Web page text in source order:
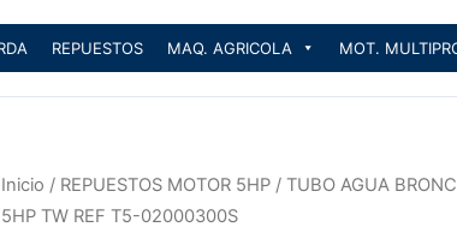
REPUESTOS MAQ. AGRICOLA MOT.
Inicio / REPUESTOS MOTOR 5HP / TUBO AGUA
5HP TW REF T5-02000300S